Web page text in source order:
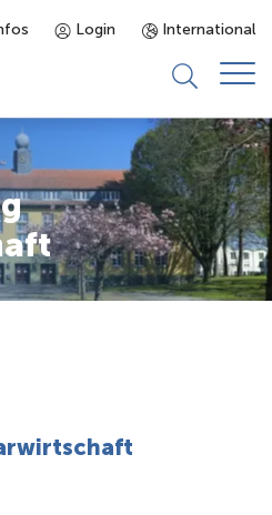
Login International